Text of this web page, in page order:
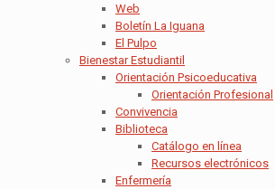
Web
Boletín La Iguana
El Pulpo
Bienestar Estudiantil
Orientación Psicoeducativa
Orientación Profesional
Convivencia
Biblioteca
Catálogo en línea
Recursos electrónicos
Enfermería